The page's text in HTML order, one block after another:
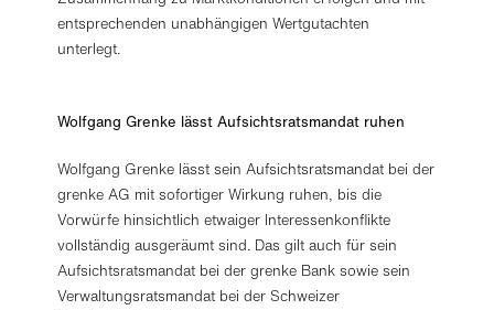
entsprechenden unabhängigen Wertgutachten
unterlegt.
Wolfgang Grenke lässt Aufsichtsratsmandat ruhen
Wolfgang Grenke lässt sein Aufsichtsratsmandat bei der
grenke AG mit sofortiger Wirkung ruhen, bis die
Vorwürfe hinsichtlich etwaiger Interessenkonflikte
vollständig ausgeräumt sind. Das gilt auch für sein
Aufsichtsratsmandat bei der grenke Bank sowie sein
Verwaltungsratsmandat bei der Schweizer